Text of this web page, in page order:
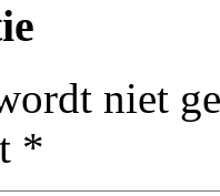
niet
*